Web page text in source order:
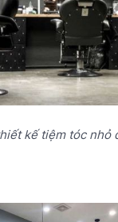
kế tiệm tóc nhỏ